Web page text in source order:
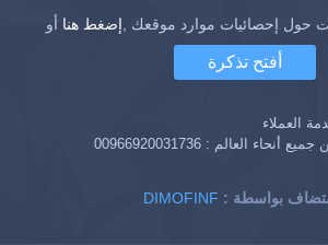
حول إحصائيات موارد موقعك ,إضغط هنا أو
أفتح تذكرة
العملاء
جميع أنحاء العالم : 00966920031736
DIMOFINF بواسطة